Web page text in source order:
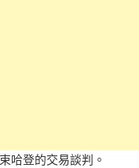
哈登的交易談判。